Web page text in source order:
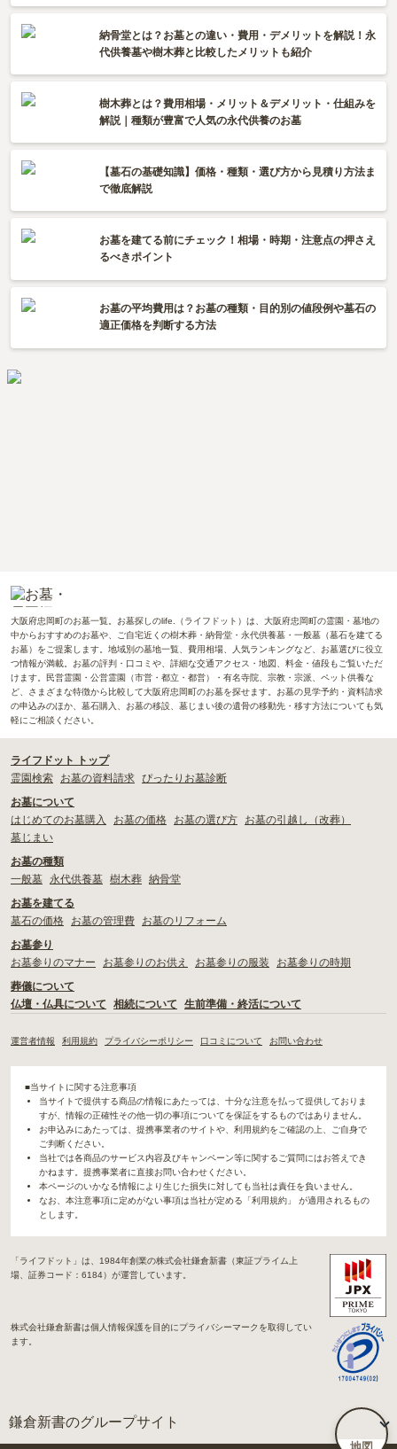
納骨堂とは？お墓との違い・費用・デメリットを解説！永
代供養墓や樹木葬と比較したメリットも紹介
樹木葬とは？費用相場・メリット＆デメリット・仕組みを
解説｜種類が豊富で人気の永代供養のお墓
【墓石の基礎知識】価格・種類・選び方から見積り方法ま
で徹底解説
お墓を建てる前にチェック！相場・時期・注意点の押さえ
るべきポイント
お墓の平均費用は？お墓の種類・目的別の値段例や墓石の
適正価格を判断する方法
大阪府忠岡町のお墓一覧。お墓探しのlife.（ライフドット）は、大阪府忠岡町の霊園・墓地の
中からおすすめのお墓や、ご自宅近くの樹木葬・納骨堂・永代供養墓・一般墓（墓石を建てる
お墓）をご提案します。地域別の墓地一覧、費用相場、人気ランキングなど、お墓選びに役立
つ情報が満載。お墓の評判・口コミや、詳細な交通アクセス・地図、料金・値段もご覧いただ
けます。民営霊園・公営霊園（市営・都立・都営）・有名寺院、宗教・宗派、ペット供養な
ど、さまざまな特徴から比較して大阪府忠岡町のお墓を探せます。お墓の見学予約・資料請求
の申込みのほか、墓石購入、お墓の移設、墓じまい後の遺骨の移動先・移す方法についても気
軽にご相談ください。
ライフドット トップ
霊園検索
お墓の資料請求 ぴったりお墓診断
お墓について
はじめてのお墓購入
お墓の価格 お墓の選び方
お墓の引越し（改葬）
墓じまい
お墓の種類
一般墓
永代供養墓 樹木葬 納骨堂
お墓を建てる
墓石の価格
お墓の管理費
お墓のリフォーム
お墓参り
お墓参りのマナー
お墓参りのお供え お墓参りの服装
お墓参りの時期
葬儀について
仏壇・仏具について
相続について 生前準備・終活について
運営者情報 利用規約 プライバシーポリシー 口コミについて お問い合わせ
■当サイトに関する注意事項
当サイトで提供する商品の情報にあたっては、十分な注意を払って提供しておりま
すが、情報の正確性その他一切の事項についてを保証をするものではありません。
お申込みにあたっては、提携事業者のサイトや、利用規約をご確認の上、ご自身で
ご判断ください。
当社では各商品のサービス内容及びキャンペーン等に関するご質問にはお答えでき
かねます。提携事業者に直接お問い合わせください。
本ページのいかなる情報により生じた損失に対しても当社は責任を負いません。
なお、本注意事項に定めがない事項は当社が定める「利用規約」 が適用されるもの
とします。
「ライフドット」は、1984年創業の株式会社鎌倉新書（東証プライム上
場、証券コード：6184）が運営しています。
株式会社鎌倉新書は個人情報保護を目的にプライバシーマークを取得してい
ます。
鎌倉新書のグループサイト